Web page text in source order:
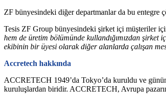
ZF bünyesindeki diğer departmanlar da bu entegre
Tesis ZF Group bünyesindeki şirket içi müşteriler
hem de üretim bölümünde kullandığımızdan şirket
ekibinin bir üyesi olarak diğer alanlarda çalışan
Accretech hakkında
ACCRETECH 1949’da Tokyo’da kuruldu ve
kuruluşlardan biridir. ACCRETECH, Avrupa